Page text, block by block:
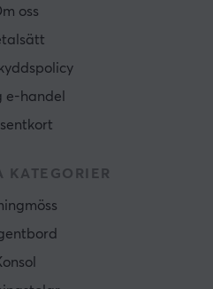
oss
e-handel
KATEGORIER